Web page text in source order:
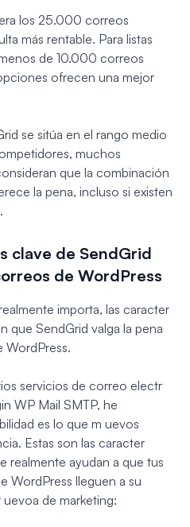
los 25.000 correos
más rentable. Para listas
de 10.000 correos
ofrecen una mejor
se sitúa en el rango medio
muchos
que la combinación
la pena, incluso si existen
clave de SendGrid
de WordPress
importa, las caracter
que SendGrid valga la pena
WordPress.
servicios de correo electr
WP Mail SMTP, he
es lo que m uevos
Estas son las caracter
realmente ayudan a que tus
WordPress lleguen a su
de marketing: